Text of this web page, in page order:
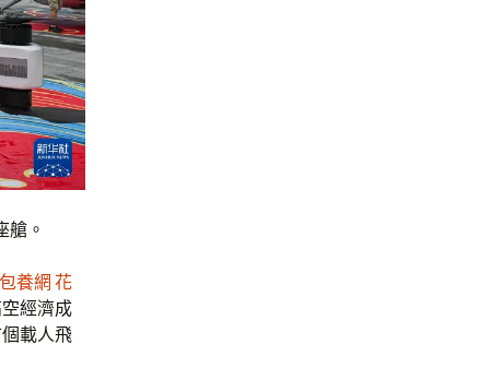
艙。
包養網 花
經濟成
載人飛